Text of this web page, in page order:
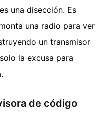
una disección. Es
una radio para ver
un transmisor
la excusa para
de código